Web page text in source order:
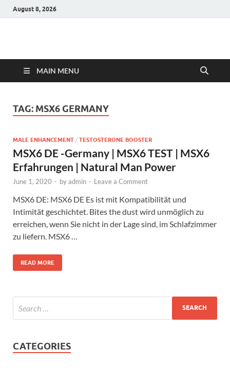
August 8, 2026
Hulk Supplements
MAIN MENU
TAG: MSX6 GERMANY
MALE ENHANCEMENT / TESTOSTERONE BOOSTER
MSX6 DE -Germany | MSX6 TEST | MSX6
Erfahrungen | Natural Man Power
June 1, 2020 - byadmin - Leave a Comment
MSX6 DE: MSX6 DE Es ist mit Kompatibilität und
Intimität geschichtet. Bites the dust wird unmöglich zu
erreichen, wenn Sie nicht in der Lage sind, im Schlafzimmer
zu liefern. MSX6 …
READ MORE
CATEGORIES